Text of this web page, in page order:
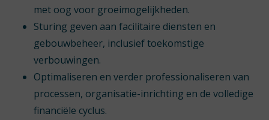
met oog voor groeimogelijkheden.
Sturing geven aan facilitaire diensten en
gebouwbeheer, inclusief toekomstige
verbouwingen.
Optimaliseren en verder professionaliseren van
processen, organisatie-inrichting en de volledige
financiële cyclus.